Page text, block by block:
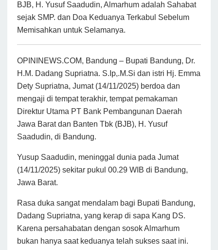
BJB, H. Yusuf Saadudin, Almarhum adalah Sahabat
sejak SMP. dan Doa Keduanya Terkabul Sebelum
Memisahkan untuk Selamanya.
OPININEWS.COM, Bandung – Bupati Bandung, Dr.
H.M. Dadang Supriatna. S.Ip,.M.Si dan istri Hj. Emma
Dety Supriatna, Jumat (14/11/2025) berdoa dan
mengaji di tempat terakhir, tempat pemakaman
Direktur Utama PT Bank Pembangunan Daerah
Jawa Barat dan Banten Tbk (BJB), H. Yusuf
Saadudin, di Bandung.
Yusup Saadudin, meninggal dunia pada Jumat
(14/11/2025) sekitar pukul 00.29 WIB di Bandung,
Jawa Barat.
Rasa duka sangat mendalam bagi Bupati Bandung,
Dadang Supriatna, yang kerap di sapa Kang DS.
Karena persahabatan dengan sosok Almarhum
bukan hanya saat keduanya telah sukses saat ini.